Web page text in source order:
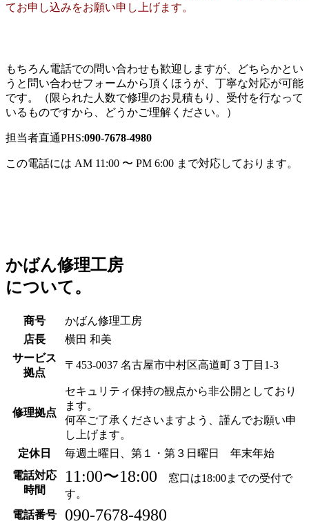
てお申し込みをお願い申し上げます。
もちろん電話での問い合わせも歓迎しますが、どちらかとい
うと問い合わせフォームから頂くほうが、丁寧な対応が可能
です。（限られた人数で修理のお見積もり、受付を行なって
いるものですから、どうかご理解ください。）
担当者直通PHS:090-7678-4980
この電話には AM 11:00 〜 PM 6:00 まで対応しております。
かばん修理工房
について。
商号
かばん修理工房
店長
横田 和美
サービス
拠点
〒453-0037 名古屋市中村区高道町３丁目1-3
修理拠点
セキュリティ保持の観点から非公開としており
ます。
何卒ご了承くださいますよう、謹んでお願い申
し上げます。
定休日
毎週土曜日、第１・第３日曜日 年末年始
電話対応
時間
11:00〜18:00 窓口は18:00までの受付で
す。
電話番号
090-7678-4980